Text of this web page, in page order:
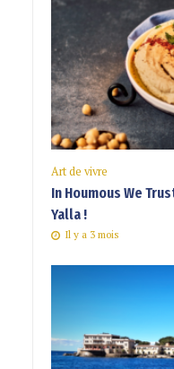
Art de vivre
In Houmous We
Yalla !
Il y a 3 mois